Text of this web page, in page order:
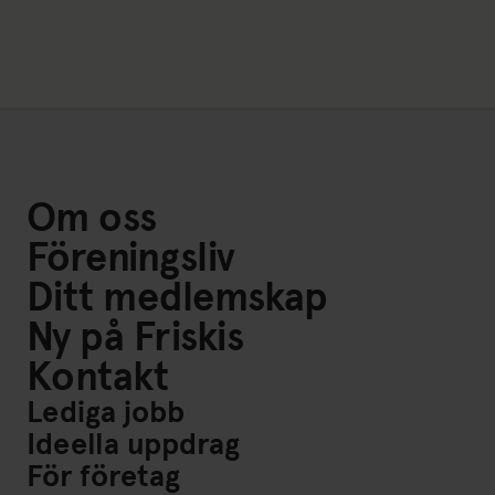
Om oss
Föreningsliv
Ditt medlemskap
Ny på Friskis
Kontakt
Lediga jobb
Ideella uppdrag
För företag